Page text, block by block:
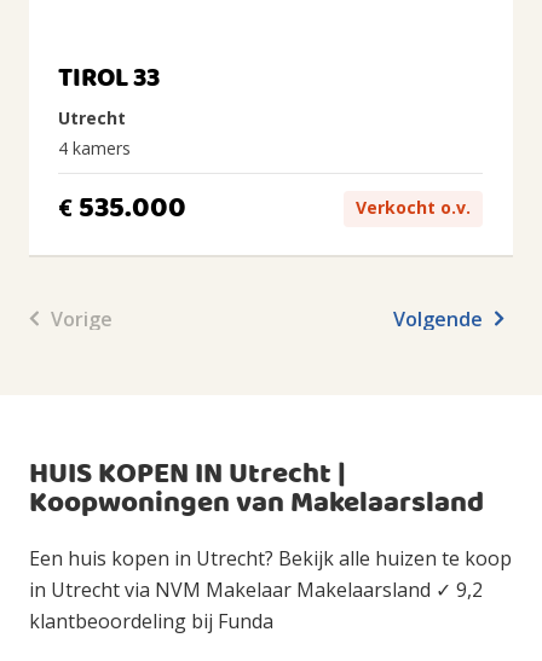
TIROL 33
Utrecht
4 kamers
€ 535.000 Verkocht o.v.
Vorige Volgende
HUIS KOPEN IN Utrecht |
Koopwoningen van Makelaarsland
Een huis kopen in Utrecht? Bekijk alle huizen te koop
in Utrecht via NVM Makelaar Makelaarsland ✓ 9,2
klantbeoordeling bij Funda